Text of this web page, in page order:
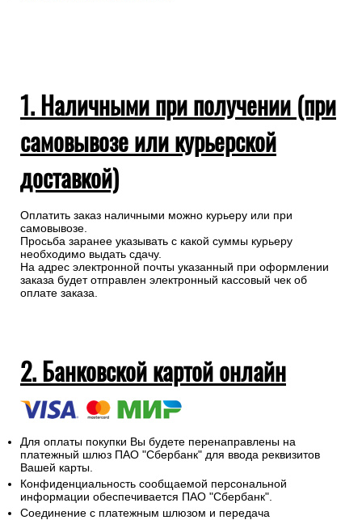
1. Наличными при получении (при
самовывозе или курьерской
доставкой)
Оплатить заказ наличными можно курьеру или при
самовывозе.
Просьба заранее указывать с какой суммы курьеру
необходимо выдать сдачу.
2. Банковской картой онлайн
Для оплаты покупки Вы будете перенаправлены на
платежный шлюз ПАО "Сбербанк" для ввода реквизитов
Вашей карты.